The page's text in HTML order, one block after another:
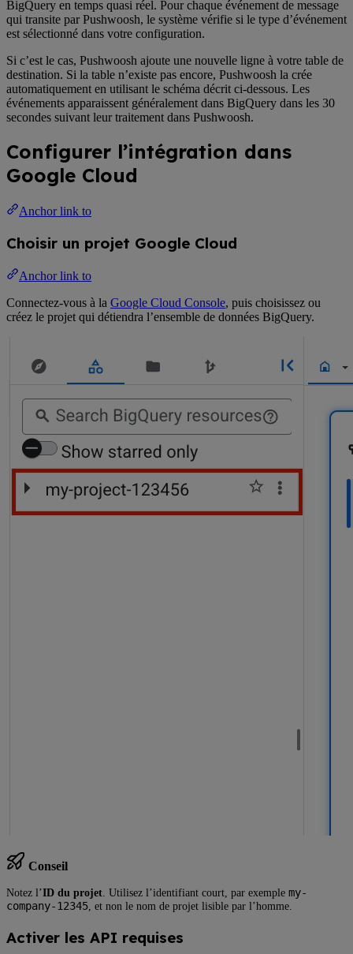
BigQuery en temps quasi réel. Pour chaque événement de message
qui transite par Pushwoosh, le système vérifie si le type d’événement
est sélectionné dans votre configuration.
Si c’est le cas, Pushwoosh ajoute une nouvelle ligne à votre table de
destination. Si la table n’existe pas encore, Pushwoosh la crée
automatiquement en utilisant le schéma décrit ci-dessous. Les
événements apparaissent généralement dans BigQuery dans les 30
secondes suivant leur traitement dans Pushwoosh.
Configurer l’intégration dans
Google Cloud
Anchor link to
Choisir un projet Google Cloud
Anchor link to
Connectez-vous à la Google Cloud Console, puis choisissez ou
créez le projet qui détiendra l’ensemble de données BigQuery.
Conseil
Notez l’ID du projet . Utilisez l’identifiant court, par exemple my-
company-12345 , et non le nom de projet lisible par l’homme.
Activer les API requises